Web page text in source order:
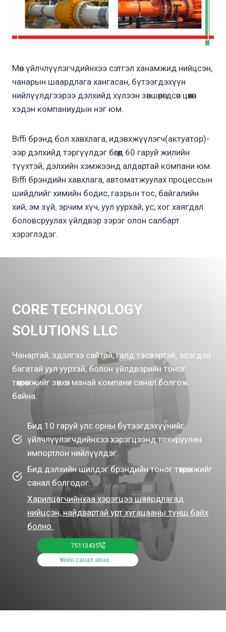
Мөн үйлчлүүлэгчдийнхээ сэтгэл ханамжид нийцсэн,
чанарын шаардлага хангасан, бүтээгдэхүүн
нийлүүлдгээрээ дэлхийд хүлээн зөвшөөрөгдсөн цөөхөн
хэдэн компаниудын нэг юм.
Biffi брэнд бол хавхлага, идэвхжүүлэгч(актуатор)-
ээр дэлхийд тэргүүлдэг бөгөөд 60 гаруй жилийн
түүхтэй, дэлхийн хэмжээнд алдартай компани юм.
Biffi брэндийн хавхлага, автоматжуулах процессын
шийдлийг химийн бодис, газрын тос, байгалийн
хий, эм зүй, эрчим хүч, уул уурхай, ус, хог хаягдал
боловсруулах үйлдвэр зэрэг олон салбарт
хэрэглэдэг.
CORE TECHNOLOGY
SOLUTIONS LLC
Чанартай, эдэлгээ сайтай, галд тэсвэртэй, элэгдэл
багатай уул уурхай, болон үйлдвэрийн тоног
төхөөрөмжийг зөвхөн манай компани санал болгож
байна.
Бид 10 гаруй улс орны бүтээгдэхүүнийг
үйлчлүүлэгчдийнхээ хэрэгцээнд тохируулан
импортлон нийлүүлдэг.
Бид дэлхийн шилдэг брэндийн тоног төхөөрөмжийг
санал болгодог.
Харилцагчийнхаа хэрэгцээ шаардлагад
нийцсэн, найдвартай урт хугацааны түнш байх
болно.
75113435
Үнийн санал авах